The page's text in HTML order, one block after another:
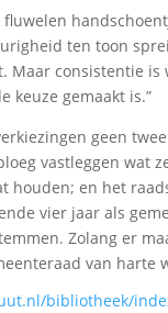
ten toon
Maar consistentie
keuze gemaakt is.”
geen
vastleggen wat
houden; en het
vier jaar als
Zolang er
van harte
bibliotheek/